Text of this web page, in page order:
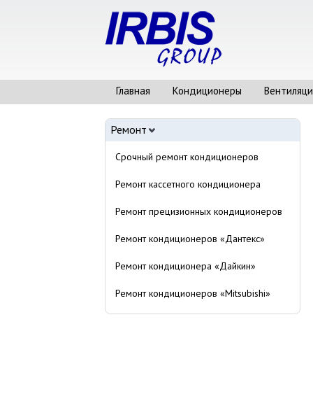
Главная Кондиционеры
Ремонт
Срочный ремонт кондиционеров
Ремонт кассетного кондиционера
Ремонт прецизионных кондиционеров
Ремонт кондиционеров «Дантекс»
Ремонт кондиционера «Дайкин»
Ремонт кондиционеров «Mitsubishi»